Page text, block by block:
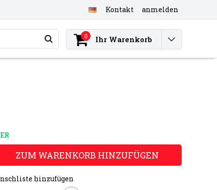
Kontakt anmelden
0 Ihr Warenkorb
ZUM WARENKORB HINZUFÜGEN
hinzufügen